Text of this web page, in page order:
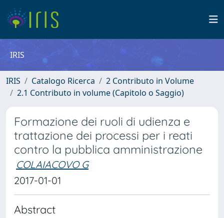
IRIS
IRIS Catalogo Ricerca
2 Contributo in Volume
2.1 Contributo in volume (Capitolo o Saggio)
Formazione dei ruoli di udienza e
trattazione dei processi per i reati
contro la pubblica amministrazione
COLAIACOVO G
2017-01-01
Abstract